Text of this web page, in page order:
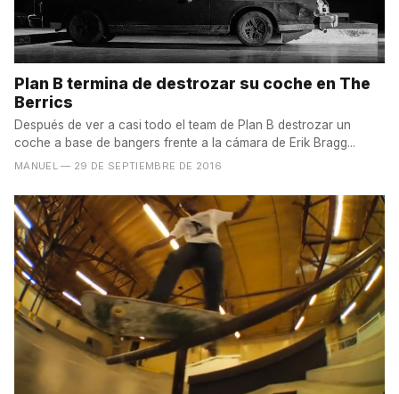
Plan B termina de destrozar su coche en The
Berrics
Después de ver a casi todo el team de Plan B destrozar un
coche a base de bangers frente a la cámara de Erik Bragg...
MANUEL — 29 DE SEPTIEMBRE DE 2016